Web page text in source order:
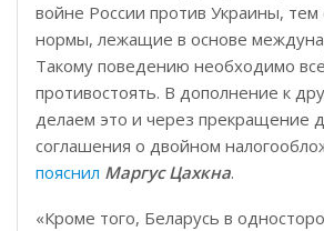
войне России против Украины,
нормы, лежащие в основе
Такому поведению необходимо
противостоять. В дополнение к
делаем это и через прекращение
соглашения о двойном
пояснил Маргус Цахкна.
«Кроме того, Беларусь в